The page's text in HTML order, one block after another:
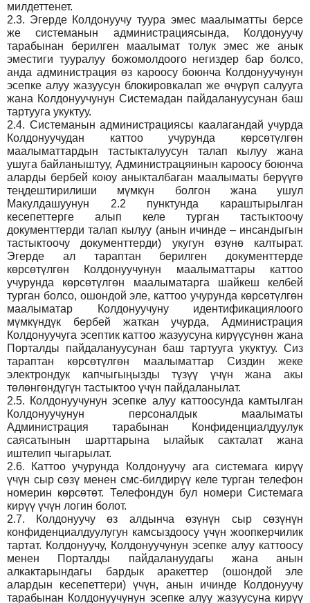
милдеттенет.
2.3. Эгерде Колдонуучу туура эмес маалыматты берсе
же системанын администрациясында, Колдонуучу
тарабынан берилген маалымат толук эмес же анык
эместиги тууралуу божомолдоого негиздер бар болсо,
анда администрация өз кароосу боюнча Колдонуучунун
эсепке алуу жазуусун блокировкалап же өчүрүп салууга
жана Колдонуучунун Системадан пайдалануусунан баш
тартууга укуктуу.
2.4. Системанын администрациясы каалагандай учурда
Колдонуучудан каттоо учурунда көрсөтүлгөн
маалыматтардын тастыкталуусун талап кылуу жана
ушуга байланыштуу, Администрацяинын кароосу боюнча
аларды бербей коюу аныкталбаган маалыматы берүүгө
теңдештирилиши мүмкүн болгон жана ушул
Макулдашуунун 2.2 пунктунда караштырылган
кесепеттерге алып келе турган тастыктоочу
документтерди талап кылуу (анын ичинде – инсандыгын
тастыктоочу документтерди) укугун өзүнө калтырат.
Эгерде ал тараптан берилген документтерде
көрсөтүлгөн Колдонуучунун маалыматтары каттоо
учурунда көрсөтүлгөн маалыматарга шайкеш келбей
турган болсо, ошондой эле, каттоо учурунда көрсөтүлгөн
маалыматар Колдонуучуну идентификациялоого
мүмкүндүк бербей жаткан учурда, Администрация
Колдонуучуга эсептик каттоо жазуусуна кирүүсүнөн жана
Порталды пайдалануусунан баш тартууга укуктуу. Сиз
тараптан көрсөтүлгөн маалыматтар Сиздин жеке
электрондук капчыгыңызды түзүү үчүн жана акы
төлөнгөндүгүн тастыктоо үчүн пайдаланылат.
2.5. Колдонуучунун эсепке алуу каттоосунда камтылган
Колдонуучунун персоналдык маалыматы
Администрация тарабынан Конфиденциалдуулук
саясатынын шарттарына ылайык сакталат жана
иштелип чыгарылат.
2.6.
Каттоо учурунда Колдонуучу ага системага кирүү
үчүн сыр сөзү менен смс-билдирүү келе турган телефон
номерин көрсөтөт. Телефондун бул номери Системага
кирүү үчүн логин болот.
2.7.
Колдонуучу өз алдынча өзүнүн сыр сөзүнүн
конфиденциалдуулугун камсыздоосу үчүн жоопкерчилик
тартат. Колдонуучу, Колдонуучунун эсепке алуу каттоосу
менен Порталды пайдалануудагы жана анын
алкактарындагы бардык аракеттер (ошондой эле
алардын кесепеттери) үчүн, анын ичинде Колдонуучу
тарабынан Колдонуучунун эсепке алуу жазуусуна кирүү